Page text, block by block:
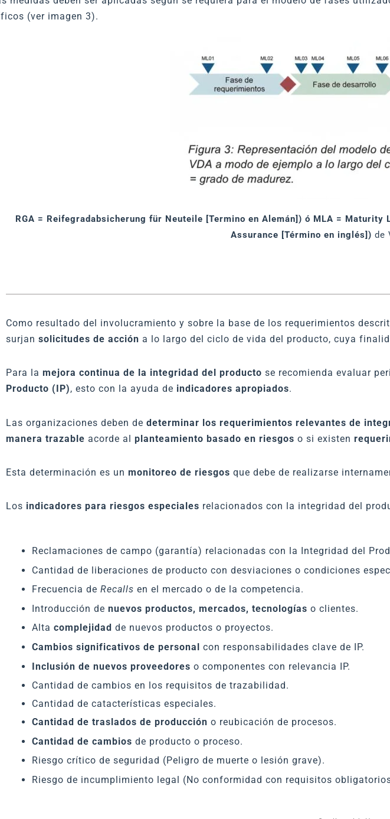
(ver imagen 3).
RGA = Reifegradabsicherung für Neuteile [Termino en Alemán]) ó MLA = Maturity
Assurance [Término en inglés]) de
Como resultado del involucramiento y sobre la base de los requerimientos
surjan solicitudes de acción a lo largo del ciclo de vida del producto, cuya
Para la mejora continua de la integridad del producto se recomienda evaluar
Producto (IP), esto con la ayuda de indicadores apropiados.
Las organizaciones deben de determinar los requerimientos relevantes de
manera trazable acorde al planteamiento basado en riesgos o si existen
Esta determinación es un monitoreo de riesgos que debe de realizarse
Los indicadores para riesgos especiales relacionados con la integridad del
Reclamaciones de campo (garantía) relacionadas con la Integridad del
Cantidad de liberaciones de producto con desviaciones o condiciones
Frecuencia de Recalls en el mercado o de la competencia.
Introducción de nuevos productos, mercados, tecnologías o clientes.
Alta complejidad de nuevos productos o proyectos.
Cambios significativos de personal con responsabilidades clave de IP.
Inclusión de nuevos proveedores o componentes con relevancia IP.
Cantidad de cambios en los requisitos de trazabilidad.
Cantidad de catacterísticas especiales.
Cantidad de traslados de producción o reubicación de procesos.
Cantidad de cambios de producto o proceso.
Riesgo crítico de seguridad (Peligro de muerte o lesión grave).
Riesgo de incumplimiento legal (No conformidad con requisitos